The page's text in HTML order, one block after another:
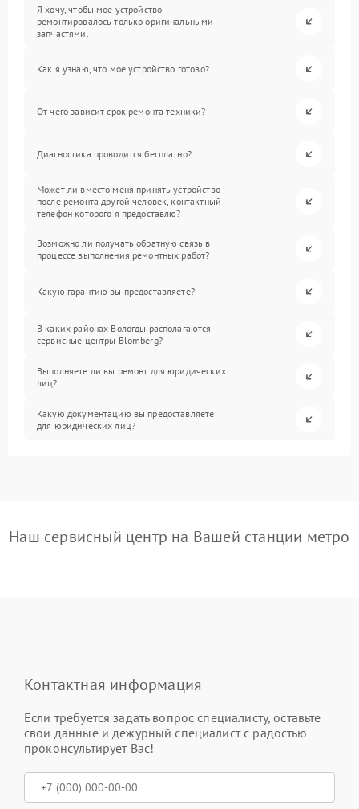
Я хочу, чтобы мое устройство
ремонтировалось только оригинальными
запчастями.
Как я узнаю, что мое устройство готово?
От чего зависит срок ремонта техники?
Диагностика проводится бесплатно?
Может ли вместо меня принять устройство
после ремонта другой человек, контактный
телефон которого я предоставлю?
Возможно ли получать обратную связь в
процессе выполнения ремонтных работ?
Какую гарантию вы предоставляете?
В каких районах Вологды располагаются
сервисные центры Blomberg?
Выполняете ли вы ремонт для юридических
лиц?
Какую документацию вы предоставляете
для юридических лиц?
Наш сервисный центр на Вашей станции метро
Контактная информация
Если требуется задать вопрос специалисту, оставьте
свои данные и дежурный специалист с радостью
проконсультирует Вас!